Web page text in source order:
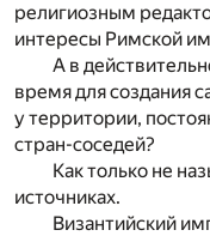
религиозным
интересы Римской
А в
время для создания
у территории,
стран-соседей?
Как только не
источниках.
Византийский